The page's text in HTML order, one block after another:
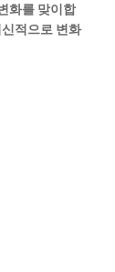
화를 맞이합
적으로 변화